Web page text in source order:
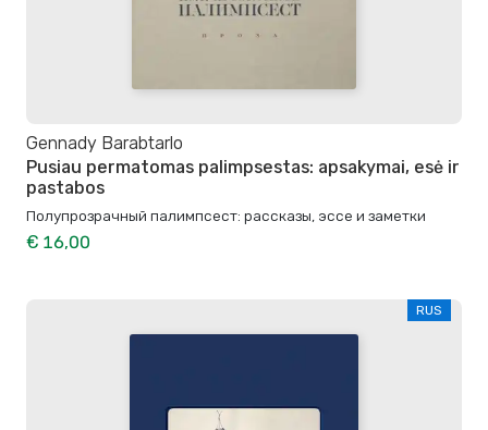
Gennady Barabtarlo
Pusiau permatomas palimpsestas: apsakymai, esė ir
pastabos
Полупрозрачный палимпсест: рассказы, эссе и заметки
€ 16,00
RUS